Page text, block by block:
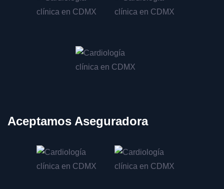
Prevención de infarto de miocardio en CDMX
Tratamiento de endocarditis en CDMX
Colocación de marcapasos en CDMX
Aceptamos Aseguradora